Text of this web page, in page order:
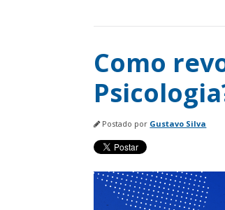
Como
Postado por Gustavo Silva